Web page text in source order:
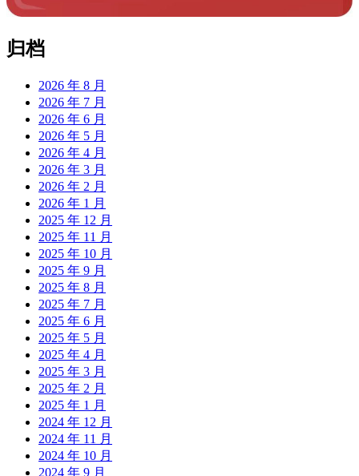
归档
2026 年 8 月
2026 年 7 月
2026 年 6 月
2026 年 5 月
2026 年 4 月
2026 年 3 月
2026 年 2 月
2026 年 1 月
2025 年 12 月
2025 年 11 月
2025 年 10 月
2025 年 9 月
2025 年 8 月
2025 年 7 月
2025 年 6 月
2025 年 5 月
2025 年 4 月
2025 年 3 月
2025 年 2 月
2025 年 1 月
2024 年 12 月
2024 年 11 月
2024 年 10 月
2024 年 9 月